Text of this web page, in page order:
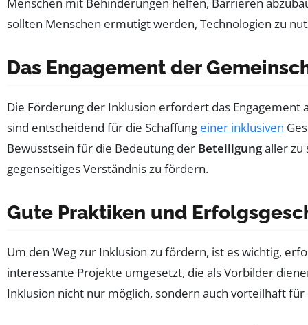
Menschen mit Behinderungen helfen, Barrieren
sollten Menschen ermutigt werden, Technologien zu
Das Engagement der
Die Förderung der Inklusion erfordert das
sind entscheidend für die Schaffung einer inklusiven
Bewusstsein für die Bedeutung der Beteiligungaller zu
gegenseitiges Verständnis zu fördern.
Gute Praktiken und
Um den Weg zur Inklusion zu fördern, ist es wichtig,
interessante Projekte umgesetzt, die als Vorbilder
Inklusion nicht nur möglich, sondern auch vorteilhaft